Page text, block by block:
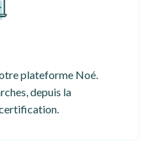
plateforme Noé.
depuis la